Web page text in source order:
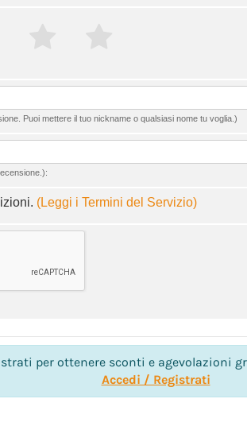
Puoi mettere il tuo nickname o qualsiasi nome tu voglia.)
(Leggi i Termini del Servizio)
per ottenere sconti e agevolazioni
Accedi / Registrati